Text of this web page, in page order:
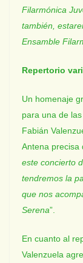
Filarmónica
también,
Ensamble
Repertorio
Un homenaje
para una de
Fabián
Antena precisa
este concierto
tendremos la
que nos
Serena”.
En cuanto al
Valenzuela